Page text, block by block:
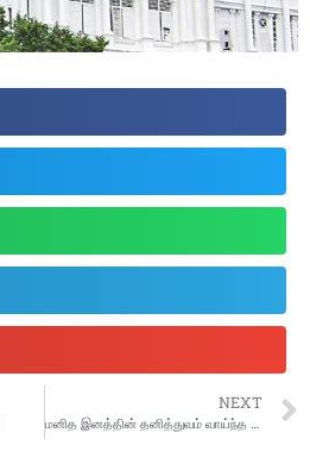
NEXT
மனித இனத்தின் தனித்துவம் வாய்ந்த கொடை (பரிசு): மொழி.